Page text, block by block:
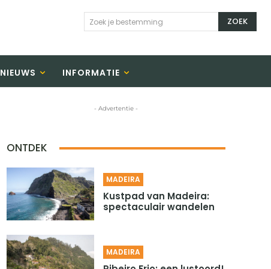
Zoek je bestemming ZOEK
NIEUWS INFORMATIE
- Advertentie -
ONTDEK
MADEIRA
Kustpad van Madeira:
spectaculair wandelen
MADEIRA